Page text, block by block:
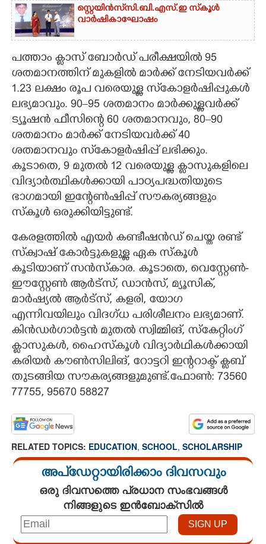
സ്റ്റെയിൻസ് സി.ബി.എസ്.ഇ സ്‌കൂൾ
വാർഷികാഘോഷം
പത്താം ക്ലാസ് ബോർഡ് പരീക്ഷയിൽ 95
ശതമാനത്തിന് മുകളിൽ മാർക്ക് നേടിയവർക്ക്
1.23 ലക്ഷം രൂപ വരെയുള്ള സ്‌കോളർഷിപ്പുകൾ
ലഭ്യമാവും. 90–95 ശതമാനം മാർക്കുള്ളവർക്ക്
ട്യൂഷൻ ഫീസിന്റെ 60 ശതമാനവും, 80–90
ശതമാനം മാർക്ക് നേടിയവർക്ക് 40
ശതമാനവും സ്‌കോളർഷിപ്പ് ലഭിക്കും.
കൂടാതെ, 9 മുതൽ 12 വരെയുള്ള ക്ലാസുകളിലെ
വിദ്യാർത്ഥികൾക്കായി പാഠ്യപദ്ധതിയുടെ
ഭാഗമായി ഇന്റേൺഷിപ്പ് സൗകര്യങ്ങളും
സ്കൂൾ ഒരുക്കിയിട്ടുണ്ട്.
കേരളത്തിൽ എയർ കണ്ടീഷൻഡ് ചെയ്ത രണ്ട്
സ്ക്വാഷ് കോർട്ടുകളുള്ള ഏക സ്കൂൾ
കൂടിയാണ് സൻസ്കാര. കൂടാതെ, വെസ്റ്റേൺ-
ഈസ്റ്റേൺ ആർട്സ്, ഡാൻസ്, മ്യൂസിക്,
മാർഷ്യൽ ആർട്സ്, കളരി, യോഗ
എന്നിവയിലും വിദഗ്ധ പരിശീലനം ലഭ്യമാണ്.
കിൻഡർഗാർട്ടൻ മുതൽ സ്വിമ്മിങ്, സ്കേറ്റിംഗ്
ക്ലാസുകൾ, ഹൈസ്കൂൾ വിദ്യാർഥികൾക്കായി
കരിയർ കൗൺസിലിങ്, റോട്ടറി ഇന്ററാക്ട് ക്ലബ്
തുടങ്ങിയ സൗകര്യങ്ങളുമുണ്ട്.ഫോൺ: 73560
77755, 95670 58827
RELATED TOPICS: EDUCATION, SCHOOL, SCHOLARSHIP
അപ്ഡേറ്റായിരിക്കാം ദിവസവും
ഒരു ദിവസത്തെ പ്രധാന സംഭവങ്ങൾ
നിങ്ങളുടെ ഇൻബോക്സിൽ